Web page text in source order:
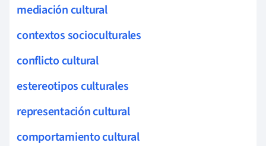
mediación cultural
contextos socioculturales
conflicto cultural
estereotipos culturales
representación cultural
comportamiento cultural